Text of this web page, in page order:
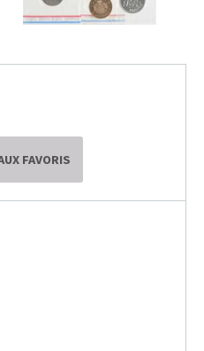
FAVORIS